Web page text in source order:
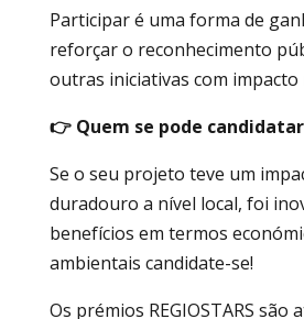
Participar é uma forma de
reforçar o reconhecimento
outras iniciativas com impacto
👉 Quem se pode
Se o seu projeto teve um
duradouro a nível local, foi
benefícios em termos
ambientais candidate-se!
Os prémios REGIOSTARS são